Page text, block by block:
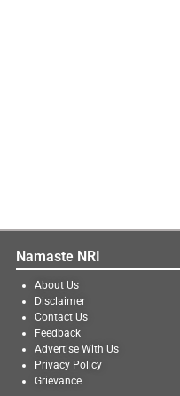
Namaste NRI
About Us
Disclaimer
Contact Us
Feedback
Advertise With Us
Privacy Policy
Grievance